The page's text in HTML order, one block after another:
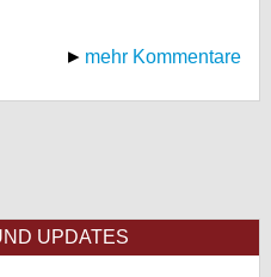
mehr Kommentare
UPDATES